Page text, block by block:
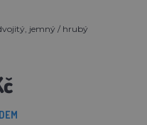
jemný / hrubý